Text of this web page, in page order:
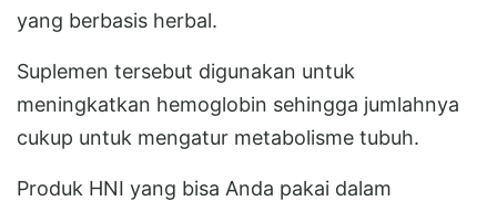
yang berbasis herbal.
Suplemen tersebut digunakan untuk
meningkatkan hemoglobin sehingga jumlahnya
cukup untuk mengatur metabolisme tubuh.
Produk HNI yang bisa Anda pakai dalam